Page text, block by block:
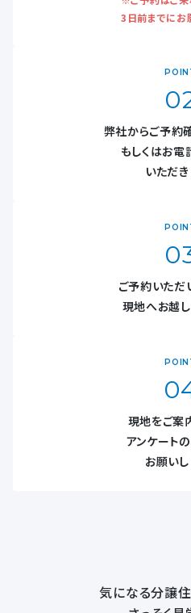
3日前までにお
弊社からご予約
もしくはお電
いただき
ご予約いただ
現地へお越し
現地をご案
アンケート
お願いし
気になる分譲住